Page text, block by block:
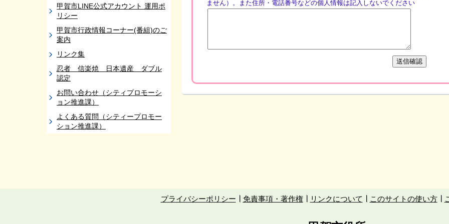
甲賀市LINE公式アカウント 運用ポ
リシー
甲賀市行政情報コーナー(番組)のご
案内
リンク集
忍者 信楽焼 日本遺産 ダブル
認定
お問い合わせ（シティプロモーシ
ョン推進課）
よくある質問（シティープロモー
ション推進課）
ません）。また住所・電話番号などの個人情報は記入しないでください
プライバシーポリシー 免責事項・著作権 リンクについて このサイトの使い方